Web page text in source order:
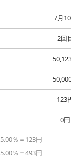
7月
2回
123
0円
％＝123円
％＝493円